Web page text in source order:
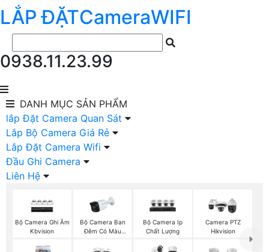
LẮP ĐẶTCameraWIFI
0938.11.23.99
DANH MỤC SẢN PHẨM
lắp Đặt Camera Quan Sát
Lắp Bộ Camera Giá Rẻ
Lắp Đặt Camera Wifi
Đầu Ghi Camera
Liên Hệ
Bộ Camera Ghi Âm
Kbvision
Bộ Camera Ban
Đêm Có Màu
Bộ Camera Ip
Chất Lượng
Camera PTZ
Hikvision